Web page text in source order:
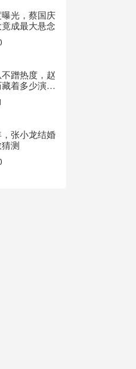
光，蔡国庆
成最大悬念
蹭热度，赵
着多少演技
张小龙结婚
测